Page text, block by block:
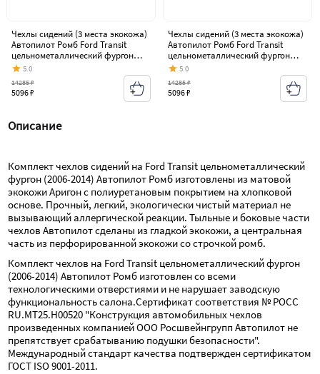
Чехлы сидений (3 места экокожа)
Автопилот Ромб Ford Transit
цельнометаллический фургон
(2006-2014)
5.0
5096 ₽
14285 ₽
Чехлы сидений (3 места экокожа)
Автопилот Ромб Ford Transit
цельнометаллический фургон
(2006-2014)
5.0
5096 ₽
14285 ₽
Описание
Комплект чехлов сидений на Ford Transit цельнометаллический
фургон (2006-2014) Автопилот Ромб изготовлены из матовой
экокожи Аригон с полиуретановым покрытием на хлопковой
основе. Прочный, легкий, экологически чистый материал не
вызывающий аллергической реакции. Тыльные и боковые части
чехлов Автопилот сделаны из гладкой экокожи, а центральная
часть из перфорированной экокожи со строчкой ромб.
Комплект чехлов на Ford Transit цельнометаллический фургон
(2006-2014) Автопилот Ромб изготовлен со всеми
технологическими отверстиями и не нарушает заводскую
функциональность салона.Сертификат соответствия № РОСС
RU.МТ25.Н00520 "Конструкция автомобильных чехлов
произведенных компанией ООО Росшвейнгрупп Автопилот не
препятствует срабатыванию подушки безопасности".
Международный стандарт качества подтвержден сертификатом
ГОСТ ISO 9001-2011.